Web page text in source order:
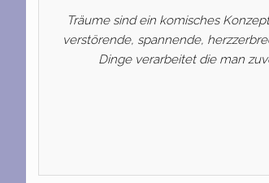
Träume sind ein komisches
verstörende, spannende,
Dinge verarbeitet die man